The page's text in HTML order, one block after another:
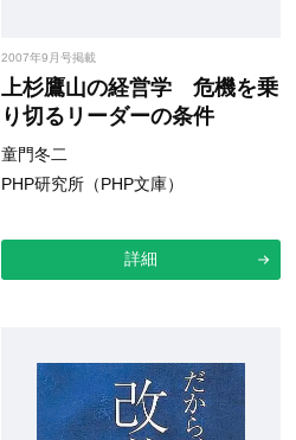
2007年9月号掲載
上杉鷹山の経営学 危機を乗
り切るリーダーの条件
童門冬二
PHP研究所（PHP文庫）
詳細